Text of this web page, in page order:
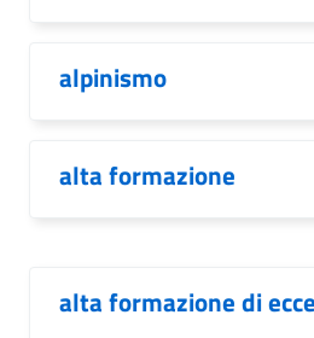
alpinismo
alta formazione
alta formazione di